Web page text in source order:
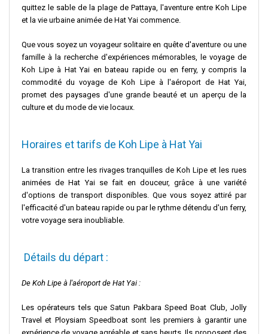
quittez le sable de la plage de Pattaya, l'aventure entre Koh Lipe
et la vie urbaine animée de Hat Yai commence.
Que vous soyez un voyageur solitaire en quête d'aventure ou une
famille à la recherche d'expériences mémorables, le voyage de
Koh Lipe à Hat Yai en bateau rapide ou en ferry, y compris la
commodité du voyage de Koh Lipe à l'aéroport de Hat Yai,
promet des paysages d'une grande beauté et un aperçu de la
culture et du mode de vie locaux.
Horaires et tarifs de Koh Lipe à Hat Yai
La transition entre les rivages tranquilles de Koh Lipe et les rues
animées de Hat Yai se fait en douceur, grâce à une variété
d'options de transport disponibles. Que vous soyez attiré par
l'efficacité d'un bateau rapide ou par le rythme détendu d'un ferry,
votre voyage sera inoubliable.
Détails du départ :
De Koh Lipe à l'aéroport de Hat Yai :
Les opérateurs tels que Satun Pakbara Speed Boat Club, Jolly
Travel et Ploysiam Speedboat sont les premiers à garantir une